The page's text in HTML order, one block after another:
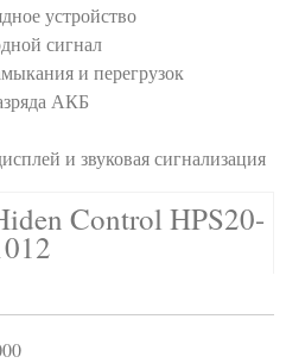
устройство
сигнал
и перегрузок
АКБ
и звуковая сигнализация
Control HPS20-